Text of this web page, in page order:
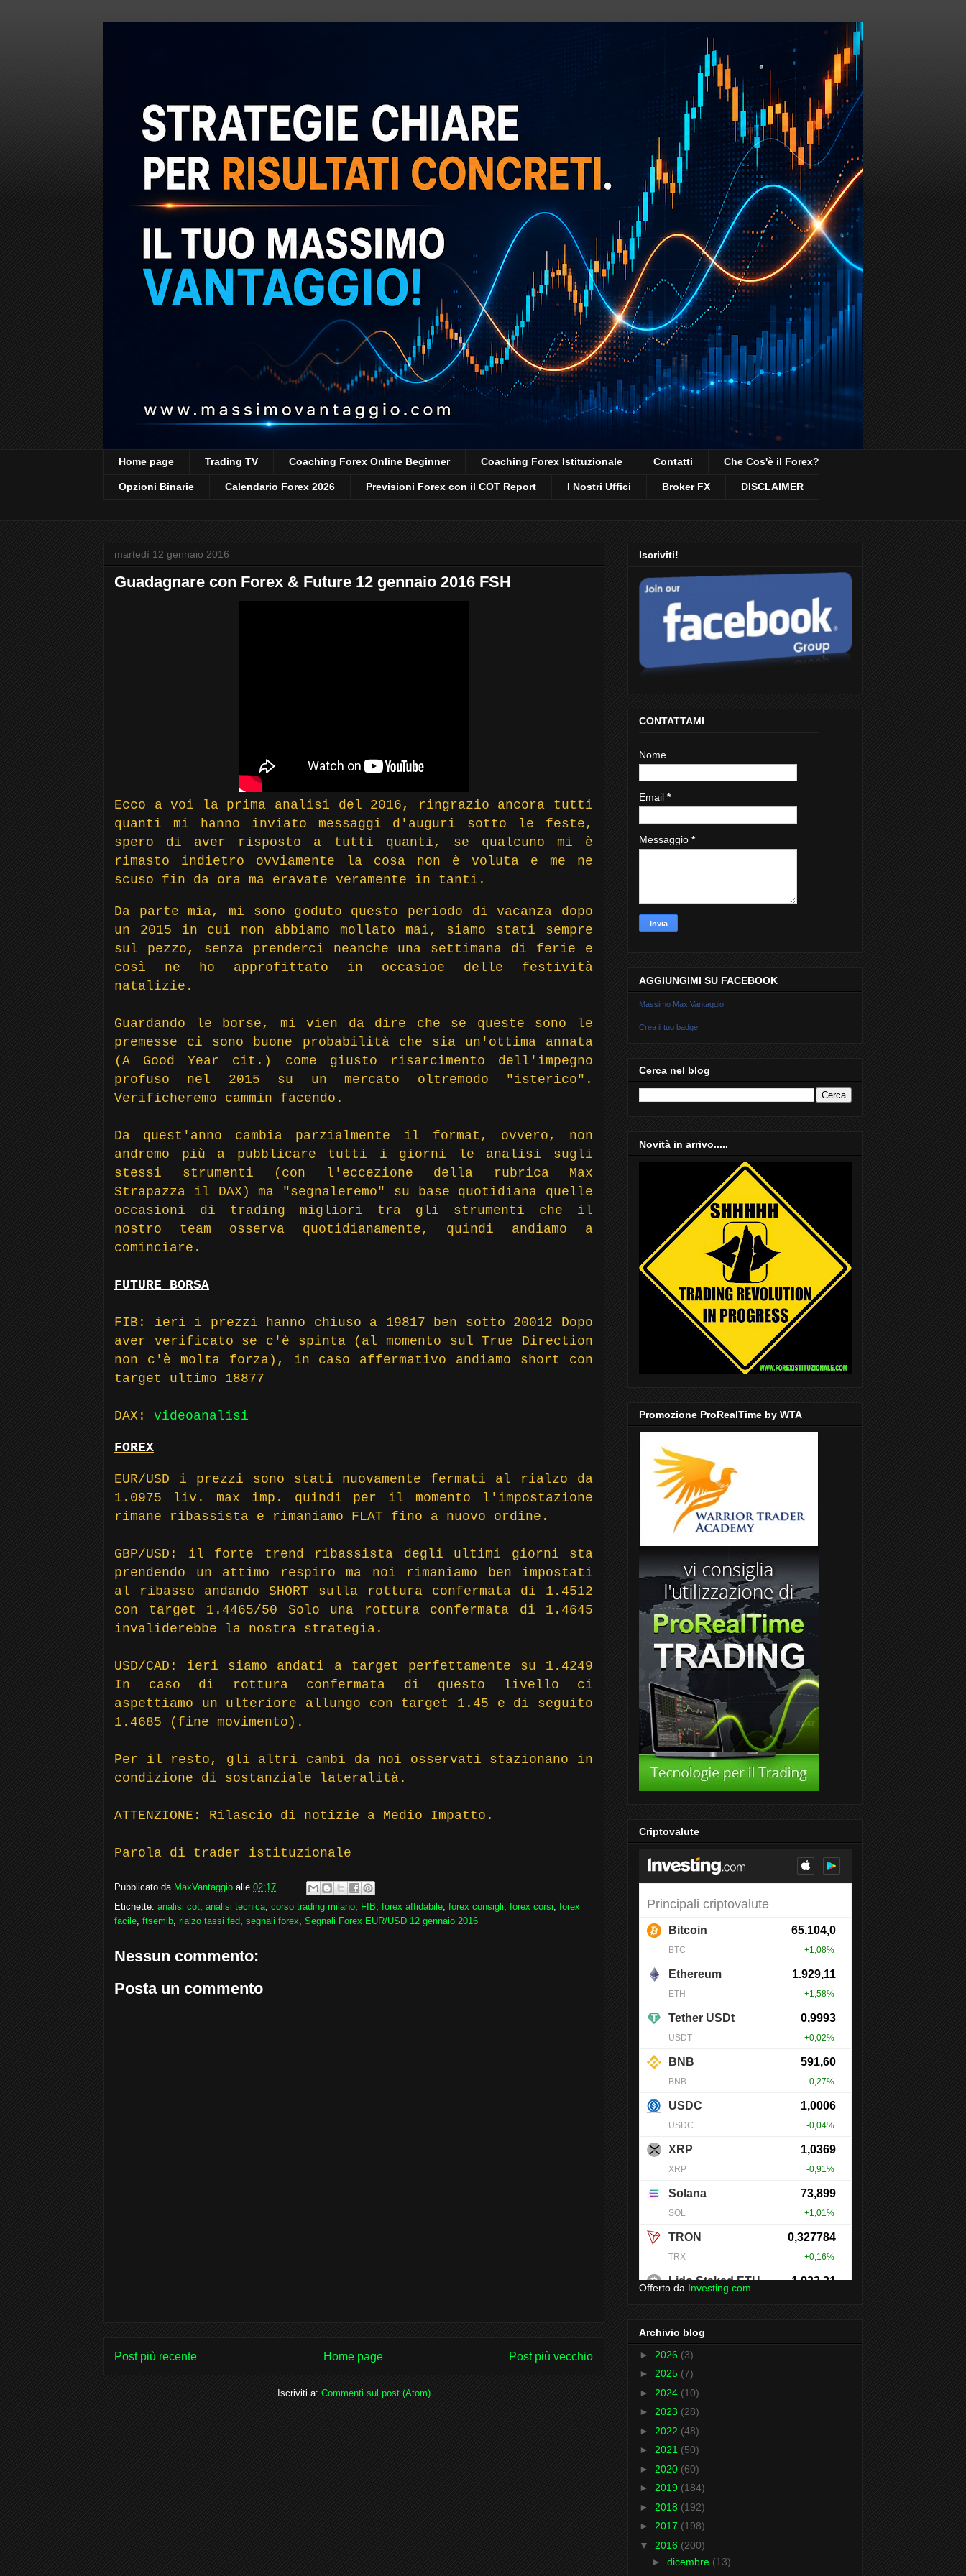
Home page Trading TV Coaching Forex Online Beginner Coaching Forex Istituzionale Contatti Che Cos'è il Forex?
Opzioni Binarie Calendario Forex 2026 Previsioni Forex con il COT Report I Nostri Uffici Broker FX DISCLAIMER
martedì 12 gennaio 2016
Guadagnare con Forex & Future 12 gennaio 2016 FSH
Ecco a voi la prima analisi del 2016, ringrazio ancora tutti
quanti mi hanno inviato messaggi d'auguri sotto le feste,
spero di aver risposto a tutti quanti, se qualcuno mi è
rimasto indietro ovviamente la cosa non è voluta e me ne
scuso fin da ora ma eravate veramente in tanti.
Da parte mia, mi sono goduto questo periodo di vacanza dopo
un 2015 in cui non abbiamo mollato mai, siamo stati sempre
sul pezzo, senza prenderci neanche una settimana di ferie e
così ne ho approfittato in occasioe delle festività
natalizie.
Guardando le borse, mi vien da dire che se queste sono le
premesse ci sono buone probabilità che sia un'ottima annata
(A Good Year cit.) come giusto risarcimento dell'impegno
profuso nel 2015 su un mercato oltremodo "isterico".
Verificheremo cammin facendo.
Da quest'anno cambia parzialmente il format, ovvero, non
andremo più a pubblicare tutti i giorni le analisi sugli
stessi strumenti (con l'eccezione della rubrica Max
Strapazza il DAX) ma "segnaleremo" su base quotidiana quelle
occasioni di trading migliori tra gli strumenti che il
nostro team osserva quotidianamente, quindi andiamo a
cominciare.
FUTURE BORSA
FIB: ieri i prezzi hanno chiuso a 19817 ben sotto 20012 Dopo
aver verificato se c'è spinta (al momento sul True Direction
non c'è molta forza), in caso affermativo andiamo short con
target ultimo 18877
DAX: videoanalisi
FOREX
EUR/USD i prezzi sono stati nuovamente fermati al rialzo da
1.0975 liv. max imp. quindi per il momento l'impostazione
rimane ribassista e rimaniamo FLAT fino a nuovo ordine.
GBP/USD: il forte trend ribassista degli ultimi giorni sta
prendendo un attimo respiro ma noi rimaniamo ben impostati
al ribasso andando SHORT sulla rottura confermata di 1.4512
con target 1.4465/50 Solo una rottura confermata di 1.4645
invaliderebbe la nostra strategia.
USD/CAD: ieri siamo andati a target perfettamente su 1.4249
In caso di rottura confermata di questo livello ci
aspettiamo un ulteriore allungo con target 1.45 e di seguito
1.4685 (fine movimento).
Per il resto, gli altri cambi da noi osservati stazionano in
condizione di sostanziale lateralità.
ATTENZIONE: Rilascio di notizie a Medio Impatto.
Parola di trader istituzionale
Pubblicato da MaxVantaggio alle 02:17
Etichette: analisi cot analisi tecnica corso trading milano FIB forex affidabile forex consigli forex corsi forex
facile ftsemib rialzo tassi fed segnali forex Segnali Forex EUR/USD 12 gennaio 2016
Nessun commento:
Posta un commento
Post più recente Post più vecchio
Home page
Iscriviti a: Commenti sul post (Atom)
Iscriviti!
CONTATTAMI
Nome
Email *
Messaggio *
AGGIUNGIMI SU FACEBOOK
Massimo Max Vantaggio
Crea il tuo badge
Cerca nel blog
Novità in arrivo.....
Promozione ProRealTime by WTA
Criptovalute
Offerto da Investing.com
Archivio blog
► 2026 (3)
► 2025 (7)
► 2024 (10)
► 2023 (28)
► 2022 (48)
► 2021 (50)
► 2020 (60)
► 2019 (184)
► 2018 (192)
► 2017 (198)
▼ 2016 (200)
► dicembre (13)